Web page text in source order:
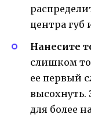
центра губ
Нанесите
слишком
ее первый
высохнуть.
для более